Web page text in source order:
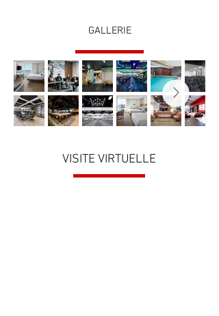
GALLERIE
VISITE VIRTUELLE